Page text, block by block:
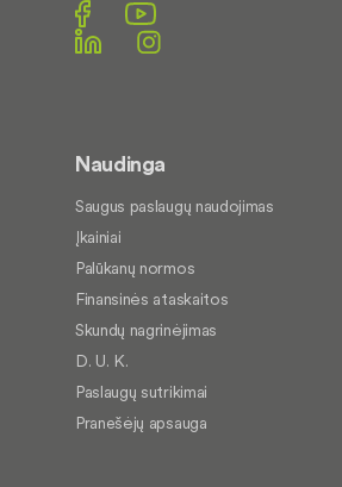
Naudinga
Saugus paslaugų naudojimas
Įkainiai
Palūkanų normos
Finansinės ataskaitos
Skundų nagrinėjimas
D. U. K.
Paslaugų sutrikimai
Pranešėjų apsauga